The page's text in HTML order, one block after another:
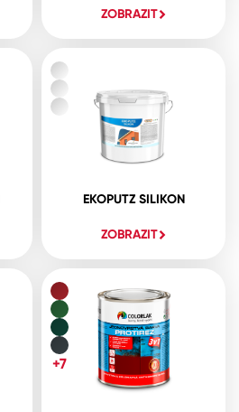
ZOBRAZIT
EKOPUTZ SILIKON
ZOBRAZIT
+7